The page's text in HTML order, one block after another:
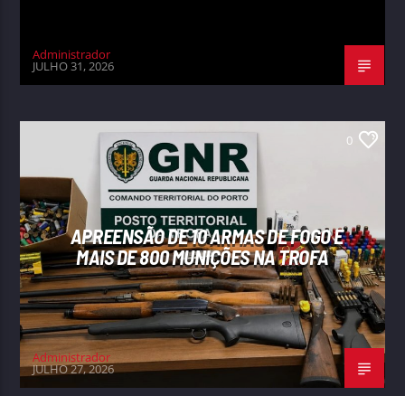
Administrador
JULHO 31, 2026
0
APREENSÃO DE 10 ARMAS DE FOGO E
MAIS DE 800 MUNIÇÕES NA TROFA
Administrador
JULHO 27, 2026